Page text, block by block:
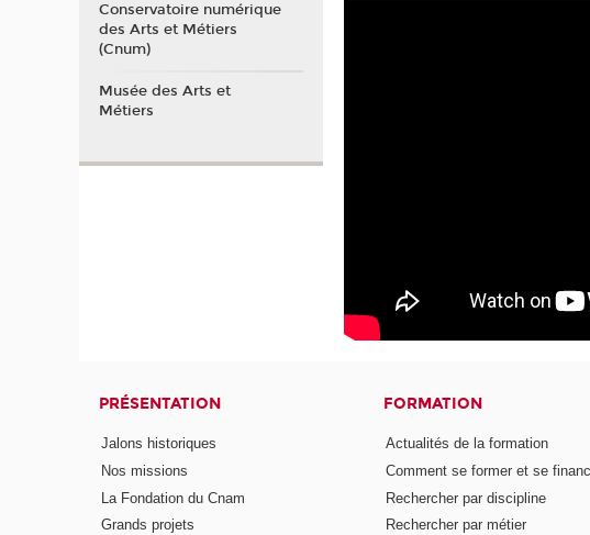
Conservatoire numérique
des Arts et Métiers
(Cnum)
Musée des Arts et
Métiers
PRÉSENTATION
Jalons historiques
Nos missions
La Fondation du Cnam
Grands projets
FORMATION
Actualités de la formation
Comment se former et se
Rechercher par discipline
Rechercher par métier